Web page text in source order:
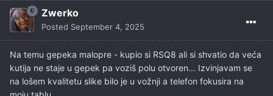
Zwerko
Posted September 4, 2025
Na temu gepeka malopre - kupio si RSQ8 ali si shvatio da veća
kutija ne staje u gepek pa voziš polu otvoren... Izvinjavam se
na lošem kvalitetu slike bilo je u vožnji a telefon fokusira na